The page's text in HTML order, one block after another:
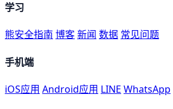
学习
熊安全指南 博客新闻 数据 常见问题
手机端
iOS应用 Android应用 LINE WhatsApp